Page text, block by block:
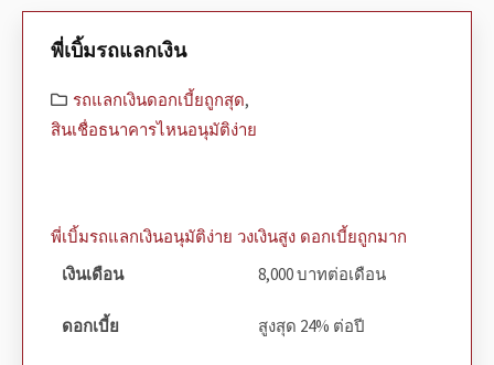
พี่เบิ้มรถแลกเงิน
รถแลกเงินดอกเบี้ยถูกสุด,
สินเชื่อธนาคารไหนอนุมัติง่าย
พี่เบิ้มรถแลกเงินอนุมัติง่าย วงเงินสูง ดอกเบี้ยถูกมาก
เงินเดือน
8,000 บาทต่อเดือน
ดอกเบี้ย สูงสุด 24% ต่อปี